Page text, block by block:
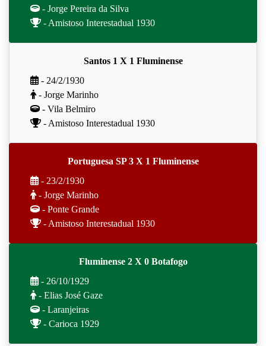
- Jorge Pereira da Silva
- Amistoso Interestadual 1930
Santos 1 X 1 Fluminense
- 24/2/1930
- Jorge Marinho
- Vila Belmiro
- Amistoso Interestadual 1930
Portuguesa SP 3 X 1 Fluminense
- 23/2/1930
- Jorge Marinho
- Ponte Grande
- Amistoso Interestadual 1930
Fluminense 2 X 0 Botafogo
- 26/10/1929
- Elias José Gaze
- Laranjeiras
- Carioca 1929